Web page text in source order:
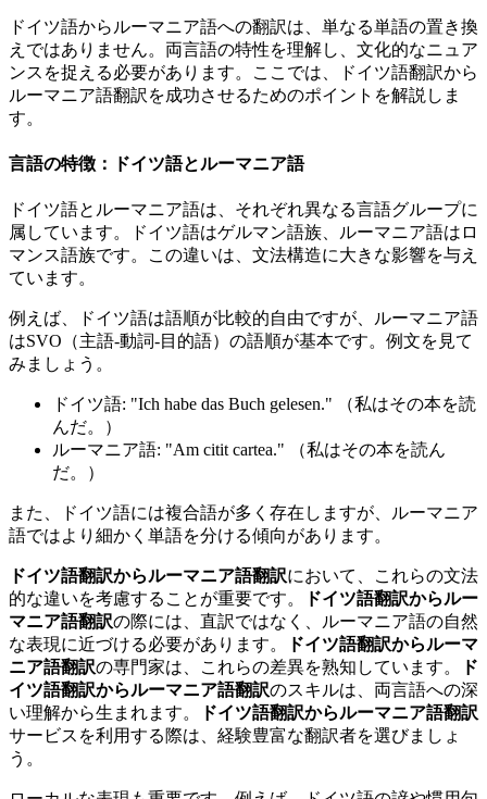
ドイツ語からルーマニア語への翻訳は、単なる単語の置き換
えではありません。両言語の特性を理解し、文化的なニュア
ンスを捉える必要があります。ここでは、ドイツ語翻訳から
ルーマニア語翻訳を成功させるためのポイントを解説しま
す。
言語の特徴：ドイツ語とルーマニア語
ドイツ語とルーマニア語は、それぞれ異なる言語グループに
属しています。ドイツ語はゲルマン語族、ルーマニア語はロ
マンス語族です。この違いは、文法構造に大きな影響を与え
ています。
例えば、ドイツ語は語順が比較的自由ですが、ルーマニア語
はSVO（主語-動詞-目的語）の語順が基本です。例文を見て
みましょう。
ドイツ語: "Ich habe das Buch gelesen." （私はその本を読
んだ。）
ルーマニア語: "Am citit cartea." （私はその本を読ん
だ。）
また、ドイツ語には複合語が多く存在しますが、ルーマニア
語ではより細かく単語を分ける傾向があります。
ドイツ語翻訳からルーマニア語翻訳において、これらの文法
的な違いを考慮することが重要です。
ドイツ語翻訳からルー
マニア語翻訳の際には、直訳ではなく、ルーマニア語の自然
な表現に近づける必要があります。
ドイツ語翻訳からルーマ
ニア語翻訳の専門家は、これらの差異を熟知しています。
ド
イツ語翻訳からルーマニア語翻訳のスキルは、両言語への深
い理解から生まれます。
ドイツ語翻訳からルーマニア語翻訳
サービスを利用する際は、経験豊富な翻訳者を選びましょ
う。